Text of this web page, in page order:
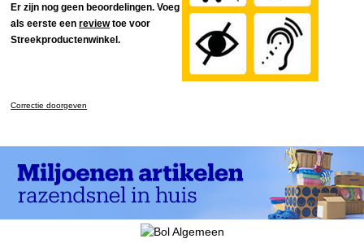
Er zijn nog geen beoordelingen. Voeg
als eerste eenreviewtoe voor
Streekproductenwinkel.
Correctie doorgeven